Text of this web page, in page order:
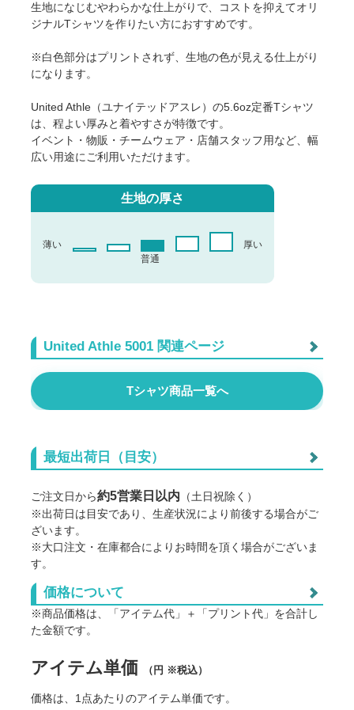
生地になじむやわらかな仕上がりで、コストを抑えてオリ
ジナルTシャツを作りたい方におすすめです。
※白色部分はプリントされず、生地の色が見える仕上がり
になります。
United Athle（ユナイテッドアスレ）の5.6oz定番Tシャツ
は、程よい厚みと着やすさが特徴です。
イベント・物販・チームウェア・店舗スタッフ用など、幅
広い用途にご利用いただけます。
生地の厚さ
薄い
厚い
普通
United Athle 5001 関連ページ
5001-01ライトカラー インクジェット
5001-01カラー ホワイトインクジェット
5001-03レディース カラー
5001-02キッズ ライトカラー
Tシャツ商品一覧へ
最短出荷日（目安）
ご注文日から約5営業日以内 （土日祝除く）
※出荷日は目安であり、生産状況により前後する場合がご
ざいます。
※大口注文・在庫都合によりお時間を頂く場合がございま
す。
ご利用に際しての注意点
※商品の地色や印刷の仕組み上、データイメージと実物との色
に差が生じる場合がございます。
す。
※出荷予定日は、各種条件によって変動します。
※生産状況や天候、交通事情等で納期が前後することがありま
価格について
※商品価格は、「アイテム代」＋「プリント代」を合計し
た金額です。
アイテム単価 （円 ※税込）
価格は、1点あたりのアイテム単価です。